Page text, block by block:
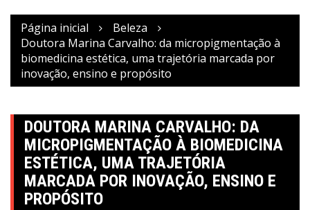
Página inicial
Beleza
Doutora Marina Carvalho: da micropigmentação à
biomedicina estética, uma trajetória marcada por
inovação, ensino e propósito
DOUTORA MARINA CARVALHO: DA
MICROPIGMENTAÇÃO À BIOMEDICINA
ESTÉTICA, UMA TRAJETÓRIA
MARCADA POR INOVAÇÃO, ENSINO E
PROPÓSITO